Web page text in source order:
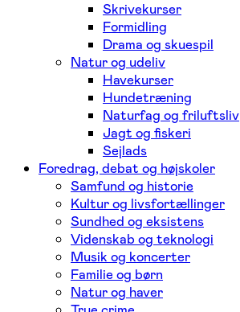
Skrivekurser
Formidling
Drama og skuespil
Natur og udeliv
Havekurser
Hundetræning
Naturfag og friluftsliv
Jagt og fiskeri
Sejlads
Foredrag, debat og højskoler
Samfund og historie
Kultur og livsfortællinger
Sundhed og eksistens
Videnskab og teknologi
Musik og koncerter
Familie og børn
Natur og haver